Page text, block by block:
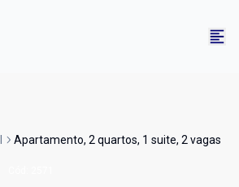
Apartamento, 2 quartos, 1 suite, 2 vagas